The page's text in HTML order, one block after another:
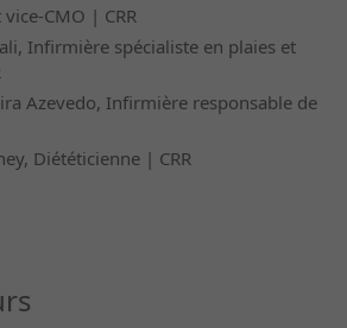
CMO | CRR
Infirmière spécialiste en plaies et
Azevedo, Infirmière responsable de
Diététicienne | CRR